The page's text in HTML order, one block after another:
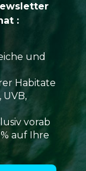
:
und
Habitate
vorab
auf Ihre